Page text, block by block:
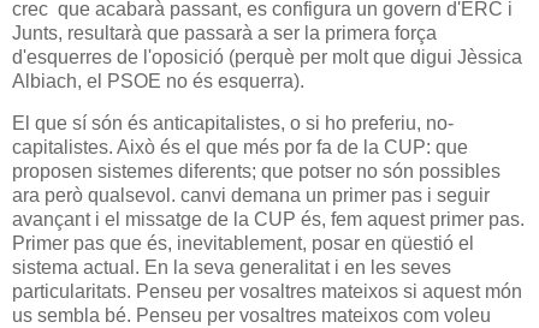
crec que acabarà passant, es configura un govern d'ERC i
Junts, resultarà que passarà a ser la primera força
d'esquerres de l'oposició (perquè per molt que digui Jèssica
Albiach, el PSOE no és esquerra).
El que sí són és anticapitalistes, o si ho preferiu, no-
capitalistes. Això és el que més por fa de la CUP: que
proposen sistemes diferents; que potser no són possibles
ara però qualsevol. canvi demana un primer pas i seguir
avançant i el missatge de la CUP és, fem aquest primer pas.
Primer pas que és, inevitablement, posar en qüestió el
sistema actual. En la seva generalitat i en les seves
particularitats. Penseu per vosaltres mateixos si aquest món
us sembla bé. Penseu per vosaltres mateixos com voleu